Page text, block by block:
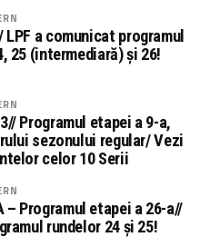
LPF a comunicat programul
25 (intermediară) și 26!
Programul etapei a 9-a,
sezonului regular/ Vezi
celor 10 Serii
– Programul etapei a 26-a//
rundelor 24 și 25!